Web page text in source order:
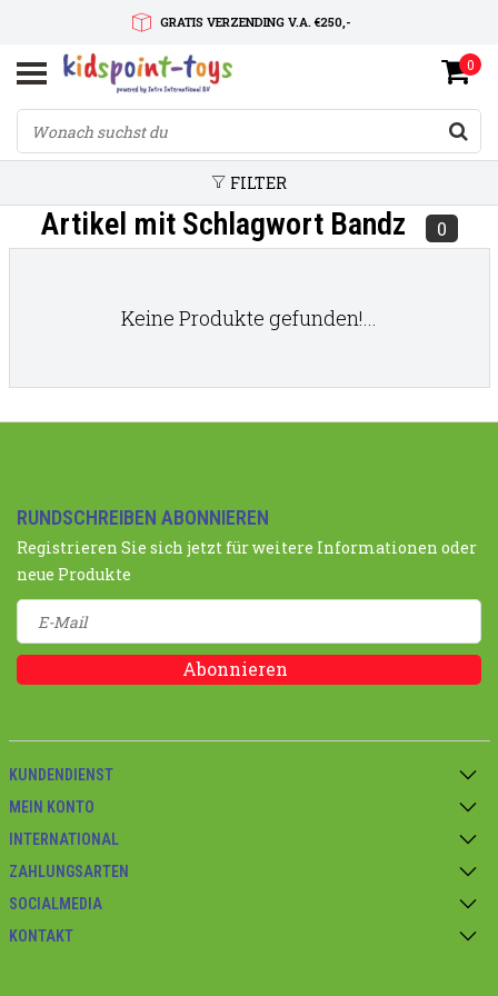
GRATIS VERZENDING V.A. €250,-
SNELLE LEVERTIJD
SERVICE OP MAAT
0
FILTER
Artikel mit Schlagwort Bandz 0
Keine Produkte gefunden!...
RUNDSCHREIBEN ABONNIEREN
Registrieren Sie sich jetzt für weitere Informationen oder
neue Produkte
Abonnieren
KUNDENDIENST
MEIN KONTO
INTERNATIONAL
ZAHLUNGSARTEN
SOCIALMEDIA
KONTAKT